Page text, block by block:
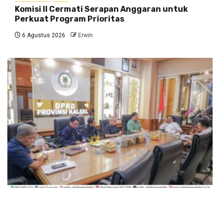
Komisi II Cermati Serapan Anggaran untuk
Perkuat Program Prioritas
6 Agustus 2026 Erwin